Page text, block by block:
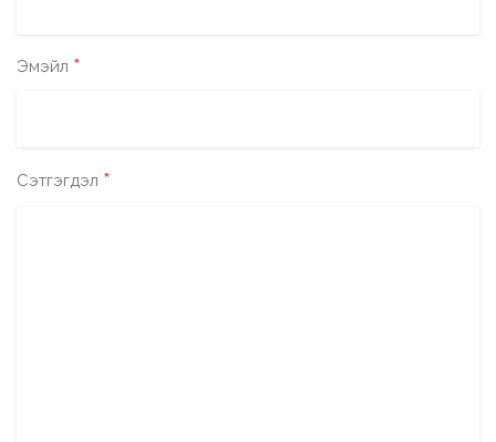
Эмэйл *
Сэтгэгдэл *